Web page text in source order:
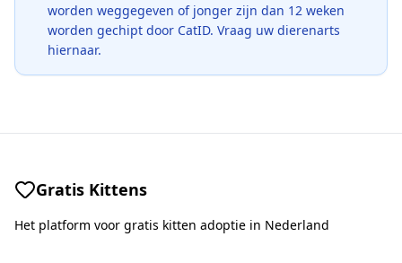
worden weggegeven of jonger zijn dan 12 weken
worden gechipt door CatID. Vraag uw dierenarts
hiernaar.
Gratis Kittens
Het platform voor gratis kitten adoptie in Nederland